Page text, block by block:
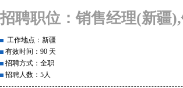
招聘职位：销售经理(新疆
工作地点：新疆
有效时间：90 天
招聘方式：全职
招聘人数：5人